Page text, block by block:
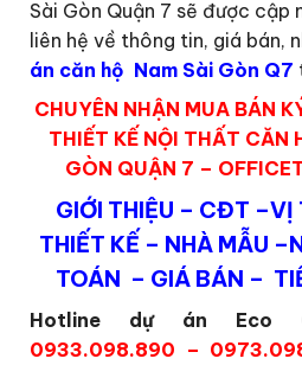
Sài Gòn Quận 7 sẽ được cập
liên hệ về thông tin, giá bán,
án căn hộ Nam Sài Gòn Q7
CHUYÊN NHẬN MUA BÁN
THIẾT KẾ NỘI THẤT CĂN
GÒN QUẬN 7 –
GIỚI THIỆU – CĐT –VỊ
THIẾT KẾ – NHÀ MẪU –
TOÁN – GIÁ BÁN –
Hotline dự án Eco
0933.098.890 –